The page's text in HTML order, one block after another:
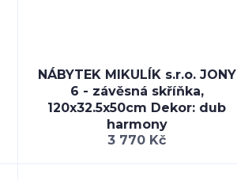
NÁBYTEK MIKULÍK s.r.o. JONY
6 - závěsná skříňka,
120x32.5x50cm Dekor: dub
harmony
3 770 Kč